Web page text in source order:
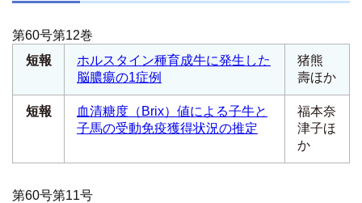
第60号第12巻
短報
ホルスタイン種育成牛に発生した
脳膿瘍の1症例
猪熊
壽ほか
短報
血清糖度（Brix）値による子牛と
子馬の受動免疫獲得状況の推定
福本奈
津子ほ
か
第60号第11号